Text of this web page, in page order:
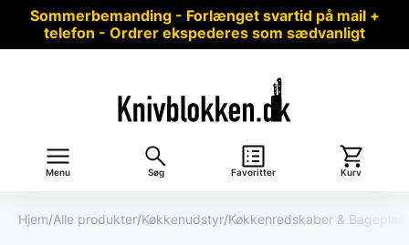
Sommerbemanding - Forlænget svartid på mail +
telefon - Ordrer ekspederes som sædvanligt
Menu Søg Favoritter Kurv
Hjem/Alle produkter/Køkkenudstyr/Køkkenredskaber &